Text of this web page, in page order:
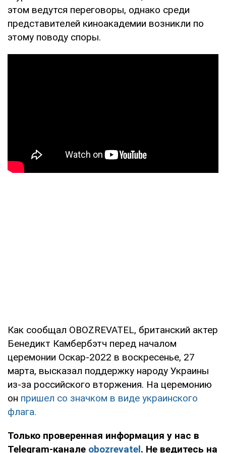
этом ведутся переговоры, однако среди
представителей киноакадемии возникли по
этому поводу споры.
Как сообщал OBOZREVATEL, британский актер
Бенедикт Камбербэтч перед началом
церемонии Оскар-2022 в воскресенье, 27
марта, высказал поддержку народу Украины
из-за российского вторжения. На церемонию
он пришел со значком в виде украинского
флага.
Только проверенная информация у нас в
Telegram-канале obozrevatel. Не ведитесь на